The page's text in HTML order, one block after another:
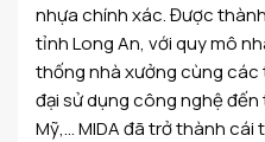
nhựa chính xác. Được
tỉnh Long An, với quy mô
thống nhà xưởng cùng
đại sử dụng công nghệ đến
Mỹ,… MIDA đã trở thành